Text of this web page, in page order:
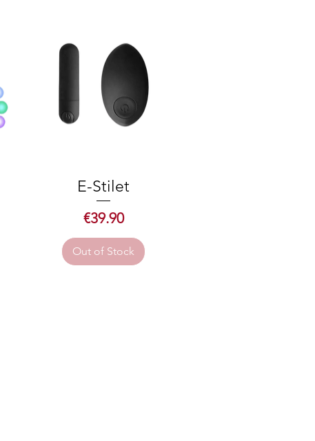
Quick View
E-Stilet
Price
€39.90
Out of Stock